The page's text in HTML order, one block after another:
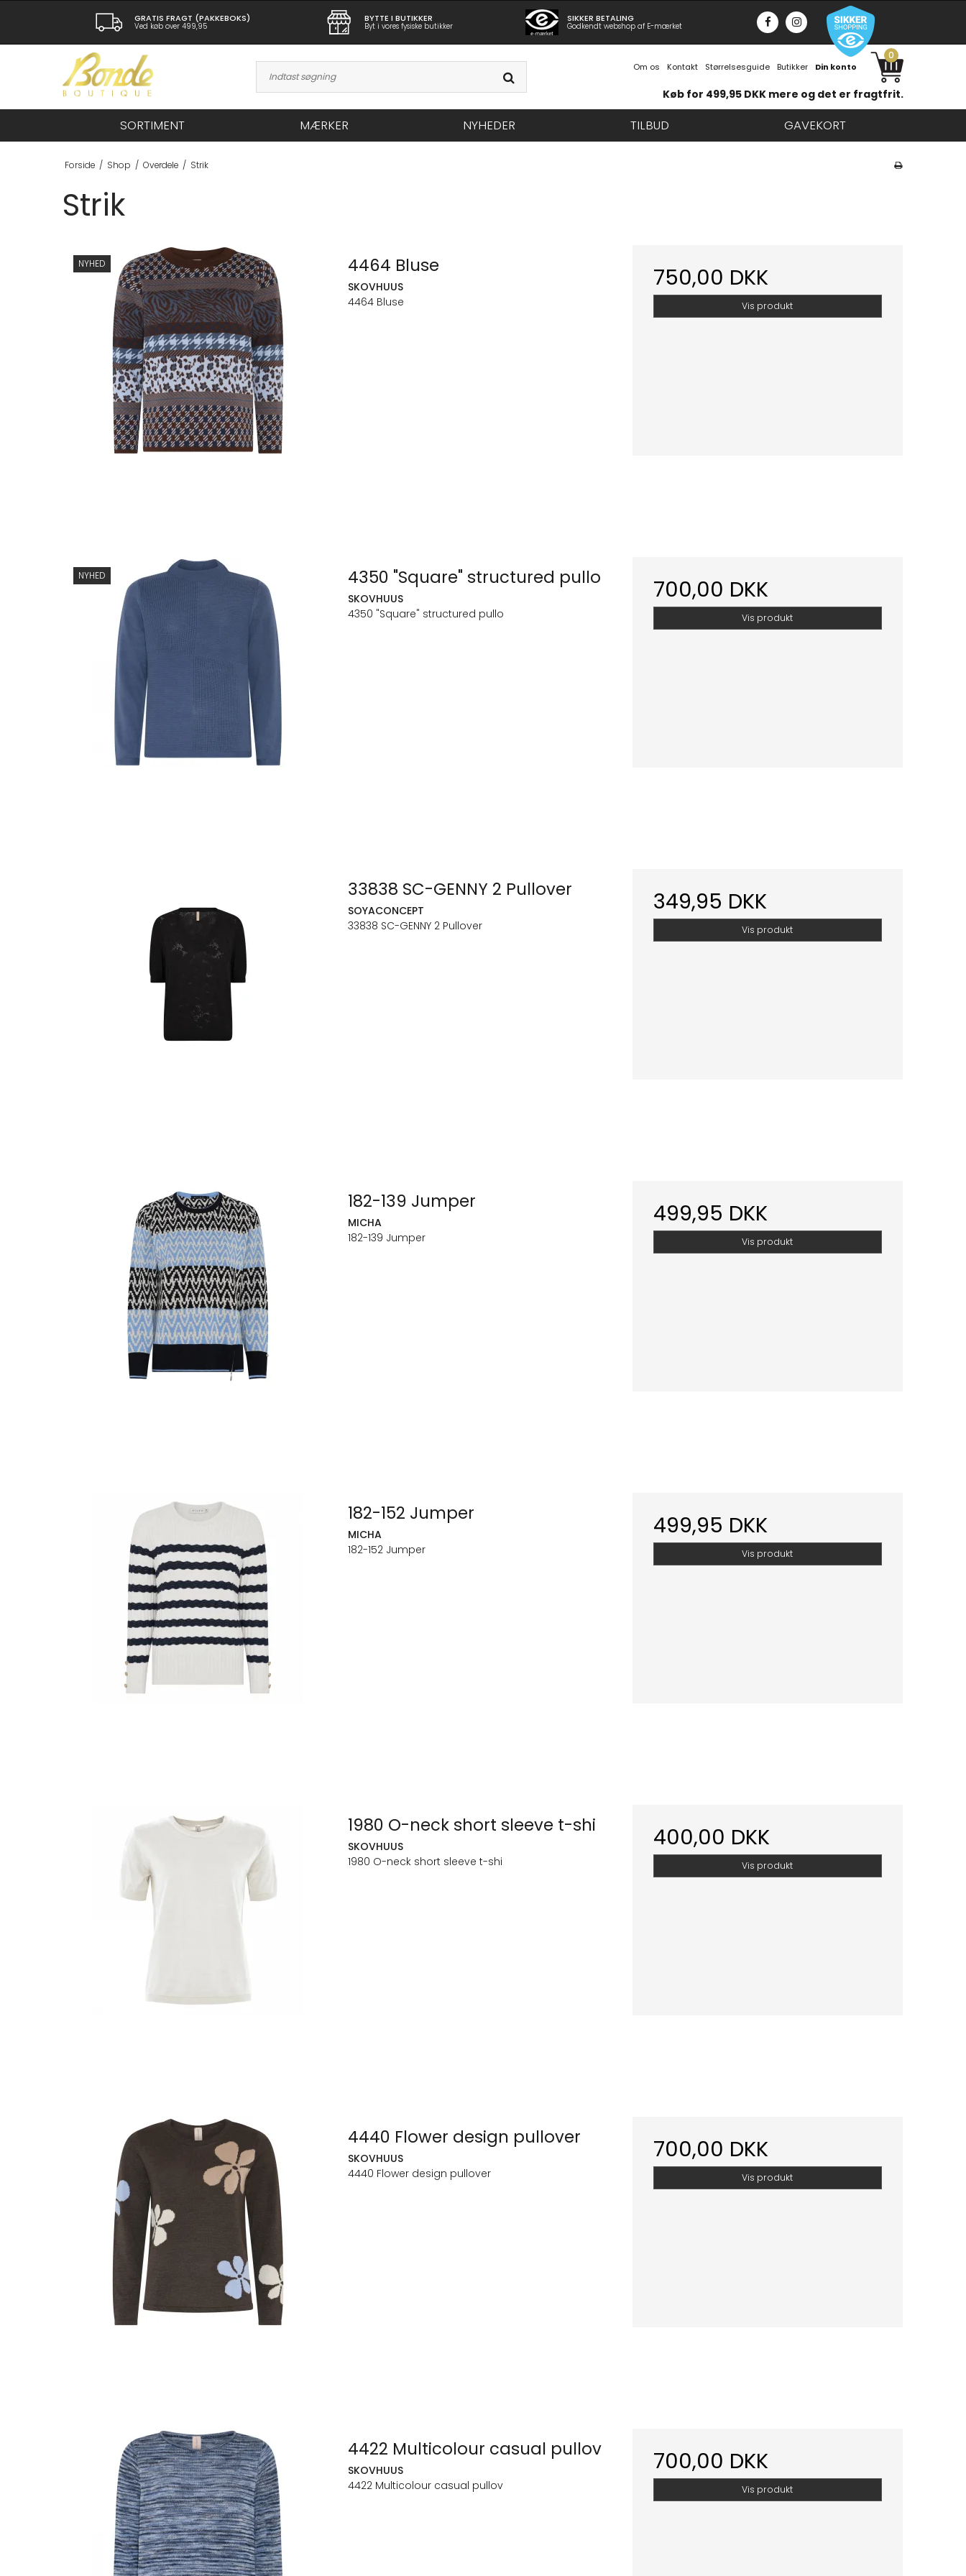
GRATIS FRAGT (PAKKEBOKS)
Ved køb over 499,95
BYTTE I BUTIKKER
Byt i vores fysiske butikker
SIKKER BETALING
Godkendt webshop af E-mærket
Om os Kontakt Størrelsesguide Butikker Din konto
0
Køb for 499,95 DKK mere og det er fragtfrit.
SORTIMENT MÆRKER NYHEDER TILBUD GAVEKORT
Forside / Shop / Overdele / Strik
Strik
NYHED 4464 Bluse
SKOVHUUS
4464 Bluse
750,00 DKK
Vis produkt
NYHED 4350 "Square" structured pullo
SKOVHUUS
4350 "Square" structured pullo
700,00 DKK
Vis produkt
33838 SC-GENNY 2 Pullover
SOYACONCEPT
33838 SC-GENNY 2 Pullover
349,95 DKK
Vis produkt
182-139 Jumper
MICHA
182-139 Jumper
499,95 DKK
Vis produkt
182-152 Jumper
MICHA
182-152 Jumper
499,95 DKK
Vis produkt
1980 O-neck short sleeve t-shi
SKOVHUUS
1980 O-neck short sleeve t-shi
400,00 DKK
Vis produkt
4440 Flower design pullover
SKOVHUUS
4440 Flower design pullover
700,00 DKK
Vis produkt
4422 Multicolour casual pullov
SKOVHUUS
4422 Multicolour casual pullov
700,00 DKK
Vis produkt